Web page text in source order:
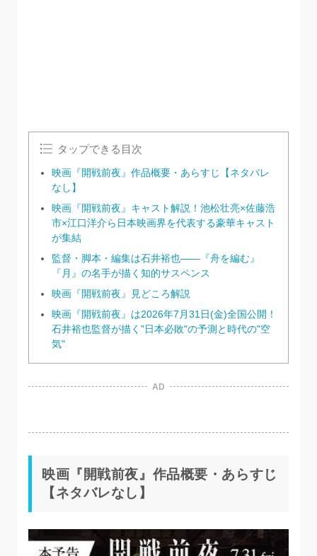
タップできる目次
映画『開戦前夜』作品概要・あらすじ【ネタバレ
なし】
映画『開戦前夜』キャスト解説！池松壮亮×佐藤浩
市×江口洋介ら日本映画界を代表する豪華キャスト
が集結
監督・脚本・編集は石井裕也——『舟を編む』
『月』の名手が描く知的サスペンス
映画『開戦前夜』見どころ解説
映画『開戦前夜』は2026年7月31日(金)全国公開！
石井裕也監督が描く"日本必敗"の予測と時代の"空
気"
AD
映画『開戦前夜』作品概要・あらすじ
【ネタバレなし】